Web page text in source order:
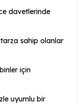
davetlerinde
sahip olanlar
için
uyumlu bir